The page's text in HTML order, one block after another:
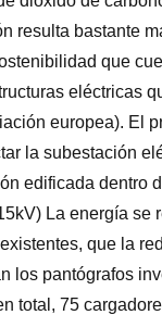
resulta bastante
que
eléctricas
europea). El
la subestación
edificada dentro
La energía se
que la
los pantógrafos
total, 75